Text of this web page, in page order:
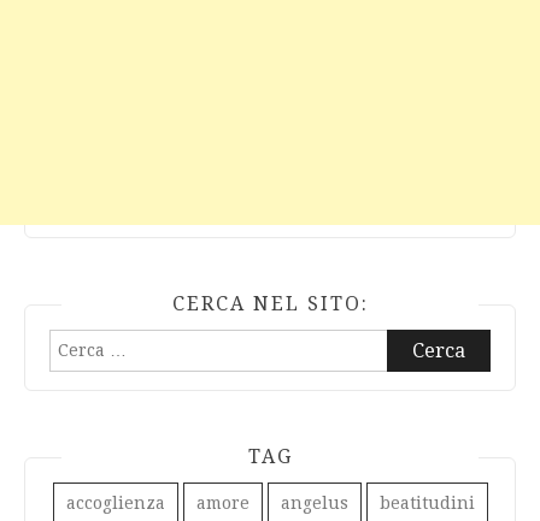
CERCA NEL SITO:
Ricerca
per:
TAG
accoglienza amore angelus beatitudini